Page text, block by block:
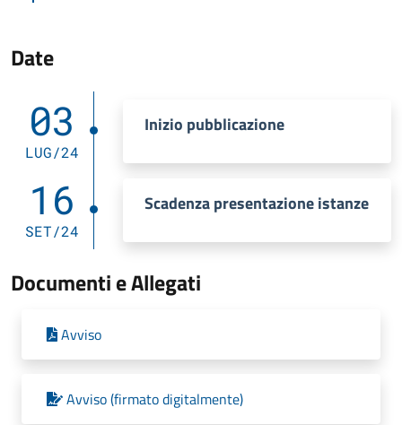
Date
03
LUG/24
Inizio pubblicazione
16
SET/24
Scadenza presentazione istanze
Documenti e Allegati
Avviso
Avviso (firmato digitalmente)